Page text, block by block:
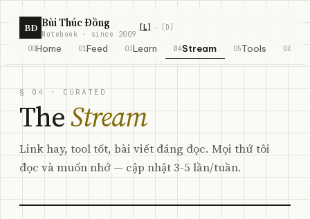
BĐ Bùi Thúc Đồng
Notebook · since 2009
00Home 01Feed 03Learn 04Stream 05Tools 06
[L] · [D]
§ 04 · CURATED
TheStream
Link hay, tool tốt, bài viết đáng đọc. Mọi thứ tôi
đọc và muốn nhớ — cập nhật 3-5 lần/tuần.